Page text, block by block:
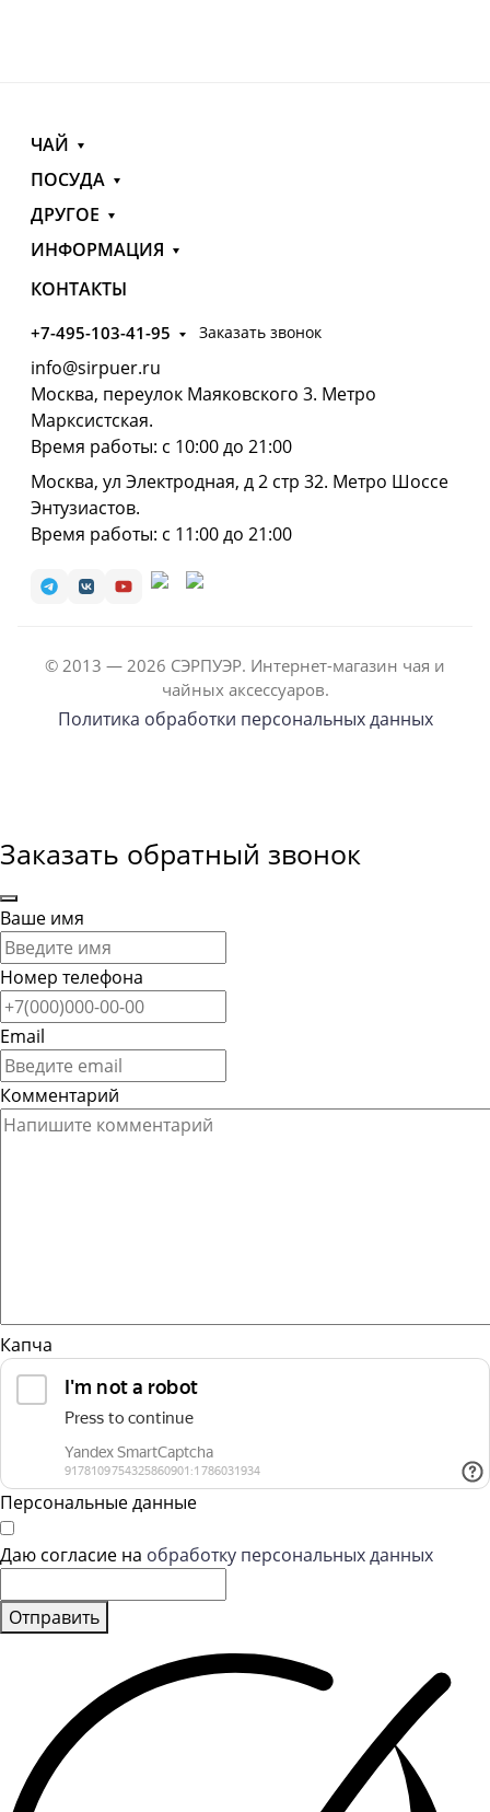
ЧАЙ
ПОСУДА
ДРУГОЕ
ИНФОРМАЦИЯ
КОНТАКТЫ
+7-495-103-41-95 Заказать звонок
info@sirpuer.ru
Москва, переулок Маяковского 3. Метро
Марксистская.
Время работы: с 10:00 до 21:00
Москва, ул Электродная, д 2 стр 32. Метро Шоссе
Энтузиастов.
Время работы: с 11:00 до 21:00
© 2013 — 2026 СЭРПУЭР. Интернет-магазин чая и
чайных аксессуаров.
Политика обработки персональных данных
Заказать обратный звонок
Ваше имя
Номер телефона
Email
Комментарий
Капча
Персональные данные
Даю согласие на обработку персональных данных
Отправить